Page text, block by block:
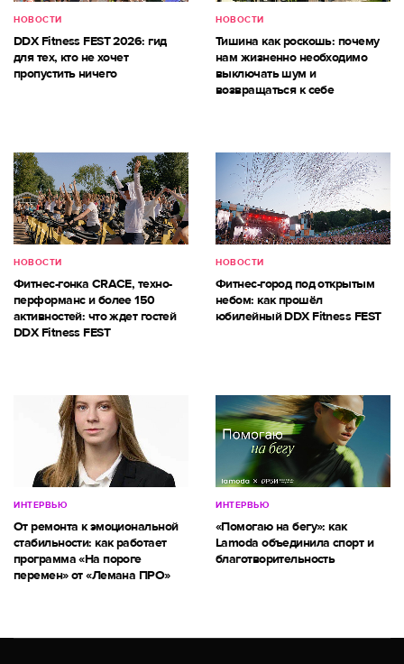
НОВОСТИ
DDX Fitness FEST 2026: гид
для тех, кто не хочет
пропустить ничего
НОВОСТИ
Тишина как роскошь: почему
нам жизненно необходимо
выключать шум и
возвращаться к себе
НОВОСТИ
Фитнес-гонка CRACE, техно-
перформанс и более 150
активностей: что ждет гостей
DDX Fitness FEST
НОВОСТИ
Фитнес-город под открытым
небом: как прошёл
юбилейный DDX Fitness FEST
ИНТЕРВЬЮ
От ремонта к эмоциональной
стабильности: как работает
программа «На пороге
перемен» от «Лемана ПРО»
ИНТЕРВЬЮ
«Помогаю на бегу»: как
Lamoda объединила спорт и
благотворительность